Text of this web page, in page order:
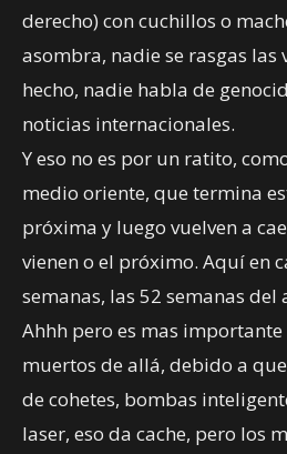
derecho) con cuchillos o
asombra, nadie se rasgas las
hecho, nadie habla de
noticias internacionales.
Y eso no es por un ratito,
medio oriente, que termina
próxima y luego vuelven a
vienen o el próximo. Aquí en
semanas, las 52 semanas del
Ahhh pero es mas
muertos de allá, debido a
de cohetes, bombas
laser, eso da cache, pero los